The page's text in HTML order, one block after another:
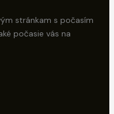
stránkam s počasím
počasie vás na